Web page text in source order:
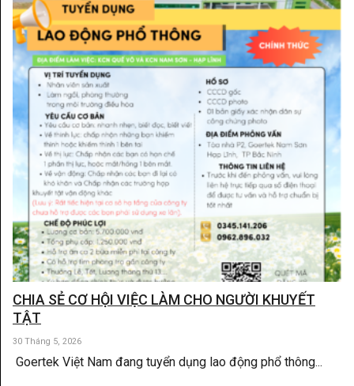
CHIA SẺ CƠ HỘI VIỆC LÀM CHO NGƯỜI KHUYẾT
TẬT
30 Tháng 5, 2026
Goertek Việt Nam đang tuyển dụng lao động phổ thông...